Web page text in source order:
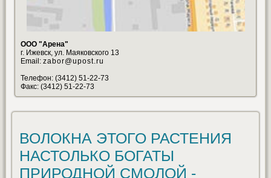
ООО "Арена"
г. Ижевск, ул. Маяковского 13
Email: zabor@upost.ru
Телефон: (3412) 51-22-73
Факс: (3412) 51-22-73
ВОЛОКНА ЭТОГО РАСТЕНИЯ
НАСТОЛЬКО БОГАТЫ
ПРИРОДНОЙ СМОЛОЙ -